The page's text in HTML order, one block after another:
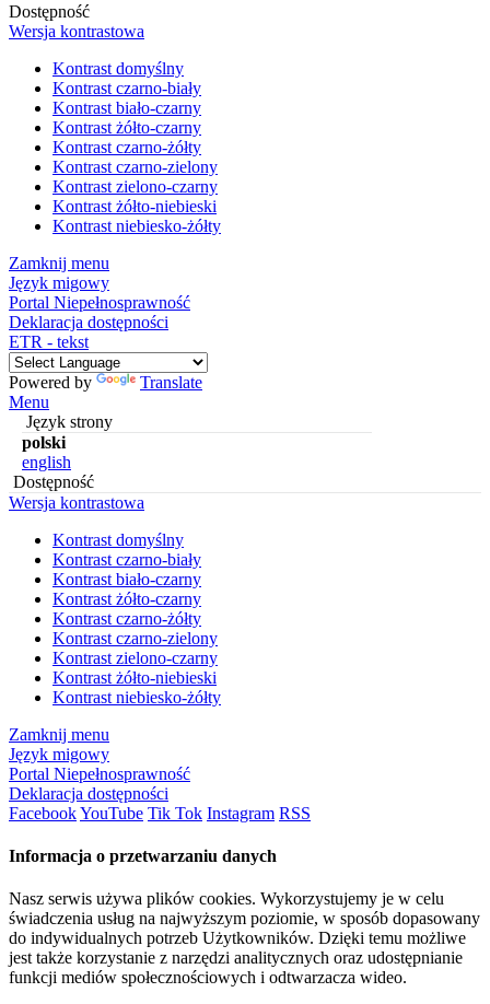
Dostępność
Wersja kontrastowa
Kontrast domyślny
Kontrast czarno-biały
Kontrast biało-czarny
Kontrast żółto-czarny
Kontrast czarno-żółty
Kontrast czarno-zielony
Kontrast zielono-czarny
Kontrast żółto-niebieski
Kontrast niebiesko-żółty
Zamknij menu
Język migowy
Portal Niepełnosprawność
Deklaracja dostępności
ETR - tekst
Powered by
Translate
Menu
Język strony
polski
english
Dostępność
Wersja kontrastowa
Kontrast domyślny
Kontrast czarno-biały
Kontrast biało-czarny
Kontrast żółto-czarny
Kontrast czarno-żółty
Kontrast czarno-zielony
Kontrast zielono-czarny
Kontrast żółto-niebieski
Kontrast niebiesko-żółty
Zamknij menu
Język migowy
Portal Niepełnosprawność
Deklaracja dostępności
FacebookYouTube Tik Tok Instagram RSS
Informacja o przetwarzaniu danych
Nasz serwis używa plików cookies. Wykorzystujemy je w celu
świadczenia usług na najwyższym poziomie, w sposób dopasowany
do indywidualnych potrzeb Użytkowników. Dzięki temu możliwe
jest także korzystanie z narzędzi analitycznych oraz udostępnianie
funkcji mediów społecznościowych i odtwarzacza wideo.